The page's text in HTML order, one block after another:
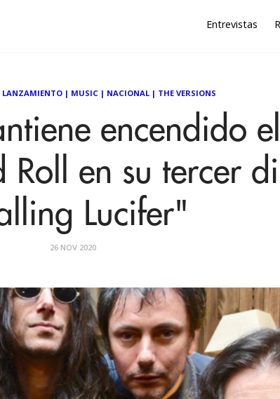
Entrevistas
LANZAMIENTO| MUSIC| NACIONAL| THE VERSIONS
encendido
Roll en su tercer
Lucifer"
26 NOV 2020